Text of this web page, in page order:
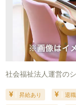
社会福祉法人運営の
昇給あり 退